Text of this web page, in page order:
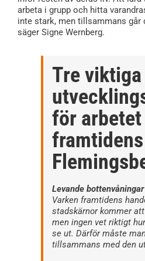
arbeta i grupp och hitta
inte stark, men tillsammans går
säger Signe Wernberg.
Tre viktiga
för arbetet
framtidens
Levande
Varken framtidens
stadskärnor kommer
men ingen vet riktigt
se ut. Därför måste
tillsammans med den